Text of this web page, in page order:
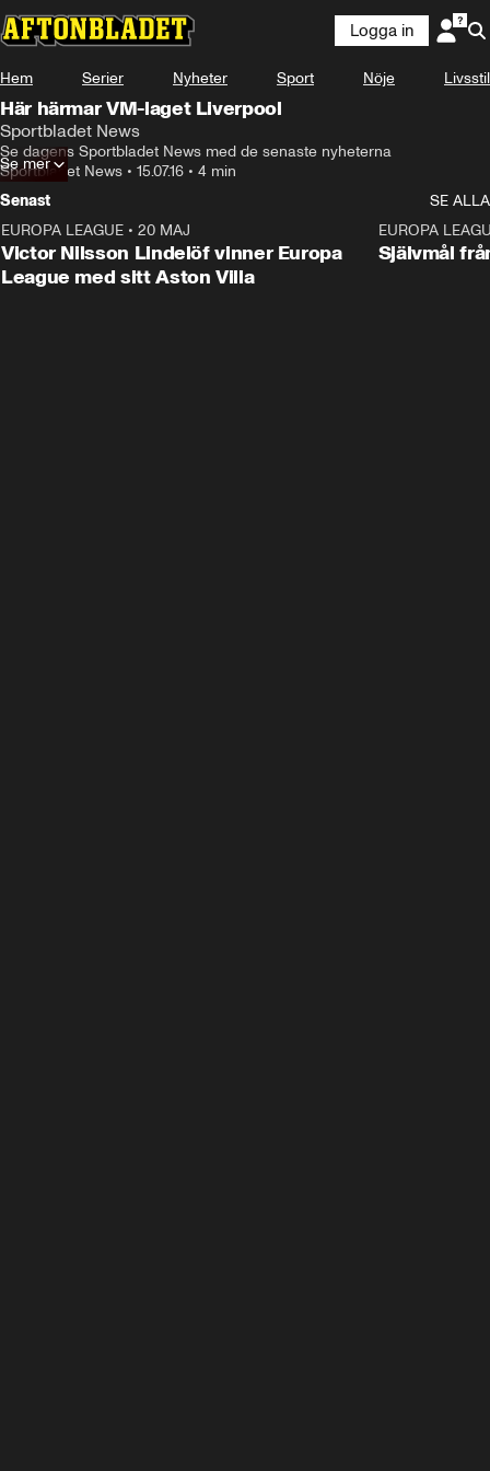
Logga in
Hem Serier Nyheter Sport Nöje Livsstil
Här härmar VM-laget Liverpool
Sportbladet News
Se dagens Sportbladet News med de senaste nyheterna
Sportbladet News • 15.07.16 • 4 min
Se mer
Senast
SE ALLA
EUROPA LEAGUE • 20 MAJ
Victor Nilsson Lindelöf vinner Europa
League med sitt Aston Villa
EUROPA
Självmål